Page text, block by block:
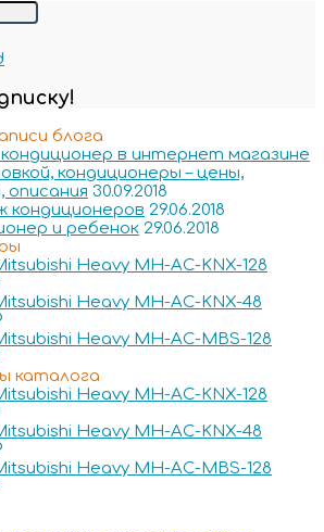
блога
в интернет магазине
кондиционеры – цены,
описания 30.09.2018
29.06.2018
и ребенок 29.06.2018
Heavy MH-AC-KNX-128
Heavy MH-AC-KNX-48
Heavy MH-AC-MBS-128
каталога
Heavy MH-AC-KNX-128
Heavy MH-AC-KNX-48
Heavy MH-AC-MBS-128